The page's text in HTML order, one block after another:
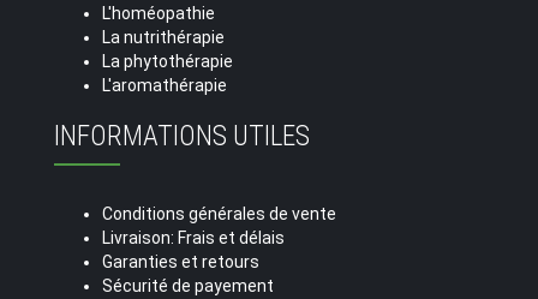
L'homéopathie
La nutrithérapie
La phytothérapie
L'aromathérapie
INFORMATIONS UTILES
Conditions générales de vente
Livraison: Frais et délais
Garanties et retours
Sécurité de payement